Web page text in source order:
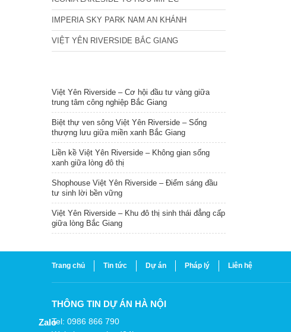
IMPERIA SKY PARK NAM AN KHÁNH
VIỆT YÊN RIVERSIDE BẮC GIANG
Việt Yên Riverside – Cơ hội đầu tư vàng giữa
trung tâm công nghiệp Bắc Giang
Biệt thự ven sông Việt Yên Riverside – Sống
thượng lưu giữa miền xanh Bắc Giang
Liền kề Việt Yên Riverside – Không gian sống
xanh giữa lòng đô thị
Shophouse Việt Yên Riverside – Điểm sáng đầu
tư sinh lời bền vững
Việt Yên Riverside – Khu đô thị sinh thái đẳng cấp
giữa lòng Bắc Giang
Trang chủ Tin tức Dự án Pháp lý Liên hệ
THÔNG TIN DỰ ÁN HÀ NỘI
Tel: 0986 866 790
Zalo